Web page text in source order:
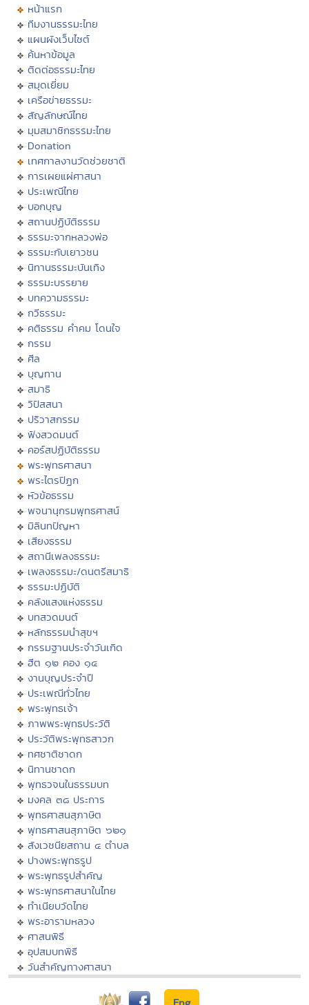
หน้าแรก
ทีมงานธรรมะไทย
แผนผังเว็บไซต์
ค้นหาข้อมูล
ติดต่อธรรมะไทย
สมุดเยี่ยม
เครือข่ายธรรมะ
สัญลักษณ์ไทย
มุมสมาชิกธรรมะไทย
Donation
เทศกาลงานวัดช่วยชาติ
การเผยแผ่ศาสนา
ประเพณีไทย
บอกบุญ
สถานปฏิบัติธรรม
ธรรมะจากหลวงพ่อ
ธรรมะกับเยาวชน
นิทานธรรมะบันเทิง
ธรรมะบรรยาย
บทความธรรมะ
กวีธรรมะ
คติธรรม คำคม โดนใจ
กรรม
ศีล
บุญทาน
สมาธิ
วิปัสสนา
ปริวาสกรรม
ฟังสวดมนต์
คอร์สปฏิบัติธรรม
พระพุทธศาสนา
พระไตรปิฏก
หัวข้อธรรม
พจนานุกรมพุทธศาสน์
มิลินทปัญหา
เสียงธรรม
สถานีเพลงธรรมะ
เพลงธรรมะ/ดนตรีสมาธิ
ธรรมะปฏิบัติ
คลังแสงแห่งธรรม
บทสวดมนต์
หลักธรรมนำสุขฯ
กรรมฐานประจำวันเกิด
ฮีต ๑๒ คอง ๑๔
งานบุญประจำปี
ประเพณีทั่วไทย
พระพุทธเจ้า
ภาพพระพุทธประวัติ
ประวัติพระพุทธสาวก
ทศชาติชาดก
นิทานชาดก
พุทธวจนในธรรมบท
มงคล ๓๘ ประการ
พุทธศาสนสุภาษิต
พุทธศาสนสุภาษิต ๖๒๑
สังเวชนียสถาน ๔ ตำบล
ปางพระพุทธรูป
พระพุทธรูปสำคัญ
พระพุทธศาสนาในไทย
ทำเนียบวัดไทย
พระอารามหลวง
ศาสนพิธี
อุปสมบทพิธี
วันสำคัญทางศาสนา